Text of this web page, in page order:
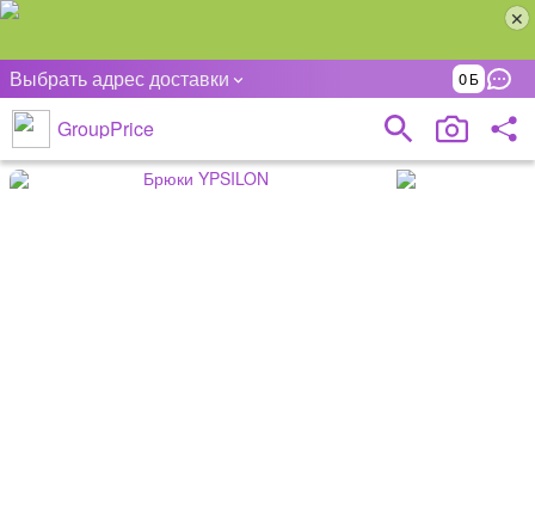
Выбрать адрес доставки 0
GroupPrice